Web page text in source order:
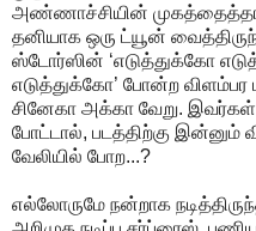
அண்ணாச்சியின்
தனியாக ஒரு ட்யூன்
ஸ்டோர்ஸின் ‘எடுத்துக்கோ
எடுத்துக்கோ’ போன்ற விளம்பர
சினேகா அக்கா வேறு.
போட்டால், படத்திற்கு இன்னும்
வேலியில் போற...?
எல்லோருமே நன்றாக